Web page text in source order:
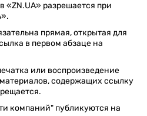
«ZN.UA» разрешается при
прямая, открытая для
в первом абзаце на
или воспроизведение
содержащих ссылку
компаний" публикуются на